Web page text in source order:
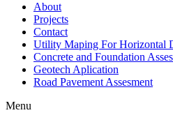
About
Projects
Contact
Utility Maping For Horizontal
Concrete and Foundation
Geotech Aplication
Road Pavement Assesment
Menu